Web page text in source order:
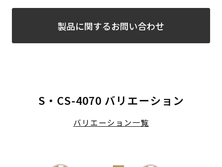
製品に関するお問い合わせ
S・CS-4070 バリエーション
バリエーション一覧